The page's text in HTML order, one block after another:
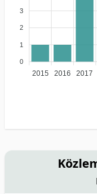
3
2
1
0
2015 2016 2017